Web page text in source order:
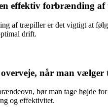
effektiv forbrænding
af træpiller er det vigtigt at
drift.
når man
bør man tage højde
og effektivitet.